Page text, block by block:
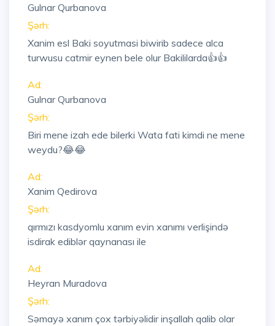
Gulnar Qurbanova
Şərh:
Xanim esl Baki soyutmasi biwirib sadece alca
turwusu catmir eynen bele olur Bakililarda👍👍
Ad:
Gulnar Qurbanova
Şərh:
Biri mene izah ede bilerki Wata fati kimdi ne mene
weydu?😂😂
Ad:
Xanim Qedirova
Şərh:
qırmızı kasdyomlu xanım evin xanımı verlişində
isdirak ediblər qaynanası ile
Ad:
Heyran Muradova
Şərh:
Səmayə xanım çox tərbiyəlidir inşallah qalib olar